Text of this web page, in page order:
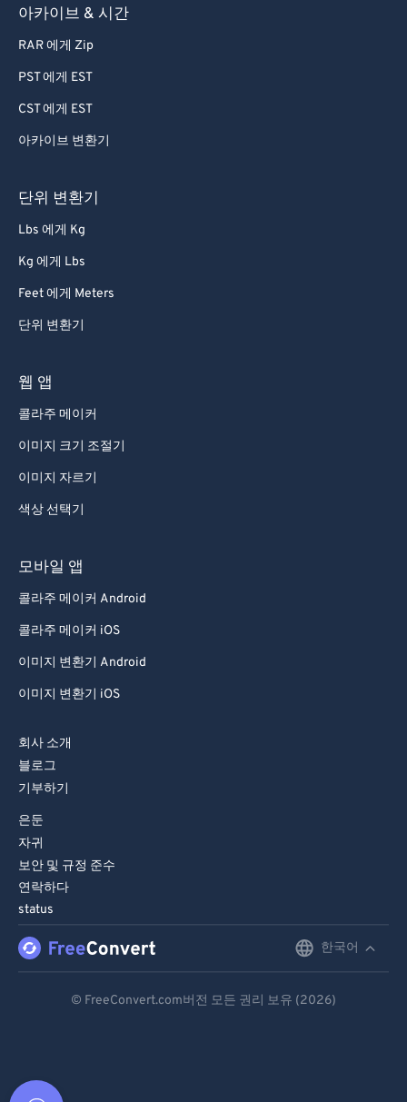
아카이브 & 시간
RAR 에게 Zip
PST 에게 EST
CST 에게 EST
아카이브 변환기
단위 변환기
Lbs 에게 Kg
Kg 에게 Lbs
Feet 에게 Meters
단위 변환기
웹 앱
콜라주 메이커
이미지 크기 조절기
이미지 자르기
색상 선택기
모바일 앱
콜라주 메이커 Android
콜라주 메이커 iOS
이미지 변환기 Android
이미지 변환기 iOS
회사 소개
블로그
기부하기
은둔
자귀
보안 및 규정 준수
연락하다
status
한국어
© FreeConvert.com버전 모든 권리 보유 (2026)